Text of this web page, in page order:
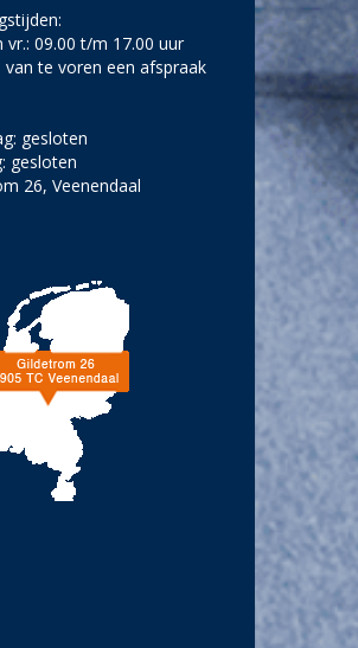
vr.: 09.00 t/m 17.00 uur
van te voren een afspraak
gesloten
gesloten
26, Veenendaal